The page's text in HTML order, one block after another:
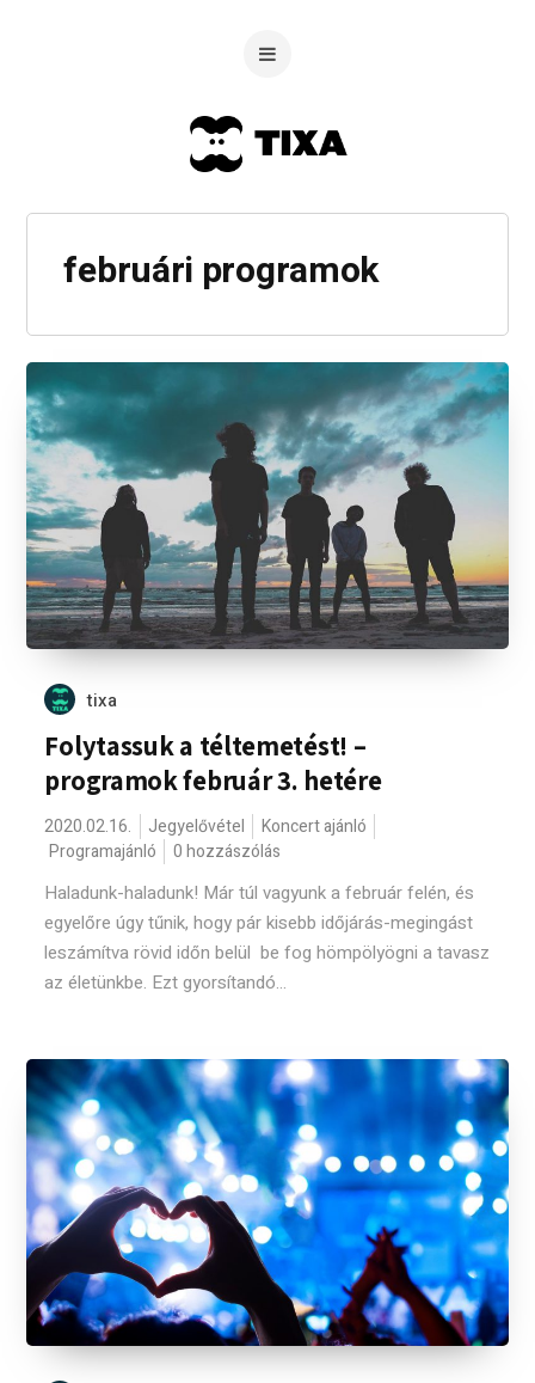
februári programok
tixa
Folytassuk a téltemetést! –
programok február 3. hetére
2020.02.16. Jegyelővétel
Koncert ajánló
Programajánló
0 hozzászólás
Haladunk-haladunk! Már túl vagyunk a február felén, és
egyelőre úgy tűnik, hogy pár kisebb időjárás-megingást
leszámítva rövid időn belül be fog hömpölyögni a tavasz
az életünkbe. Ezt gyorsítandó...